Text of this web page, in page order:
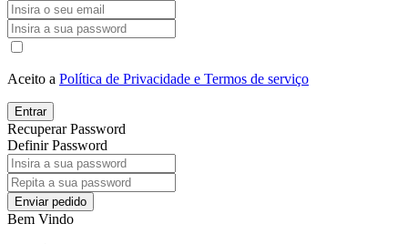
Aceito a Política de Privacidade e Termos de serviço
Entrar
Recuperar Password
Definir Password
Enviar pedido
Bem Vindo